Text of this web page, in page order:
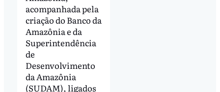
acompanhada pela
criação do Banco da
Amazônia e da
Superintendência
de
Desenvolvimento
da Amazônia
(SUDAM), ligados